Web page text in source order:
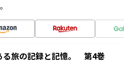
旅の記録と記憶。 第4巻